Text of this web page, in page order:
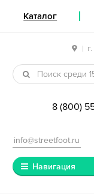
|
Перейти к
Перейти к
8 (800)
info@streetfoot.ru
Навигация
Каталог